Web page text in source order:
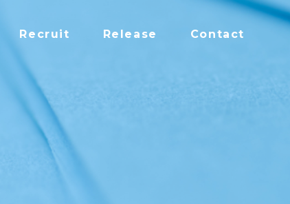
Recruit Release Contact